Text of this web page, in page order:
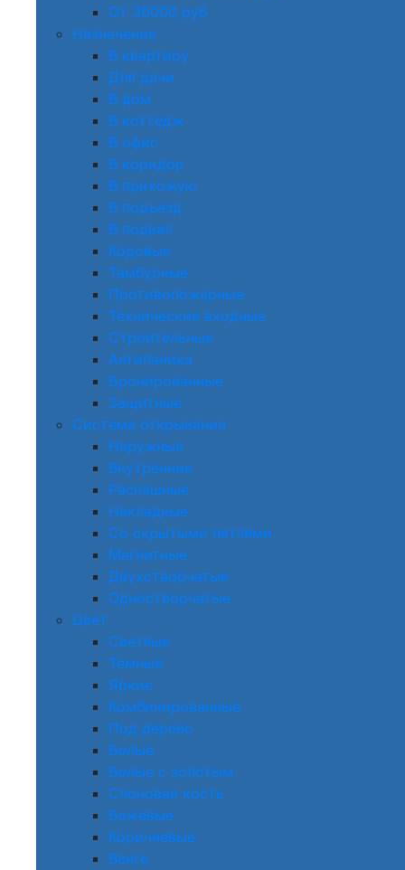
От 30000 руб
Назначение
В квартиру
Для дачи
В дом
В коттедж
В офис
В коридор
В прихожую
В подъезд
В подвал
Кодовые
Тамбурные
Противопожарные
Технические входные
Строительные
Антипаника
Бронированные
Защитные
Система открывания
Наружные
Внутренние
Распашные
Накладные
Со скрытыми петлями
Магнитные
Двухстворчатые
Одностворчатые
Цвет
Светлые
Темные
Яркие
Комбинированные
Под дерево
Белые
Белые с золотым
Слоновая кость
Бежевые
Коричневые
Венге